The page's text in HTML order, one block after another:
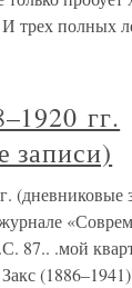
трех полных
гг.
записи)
(дневниковые
87.. .мой